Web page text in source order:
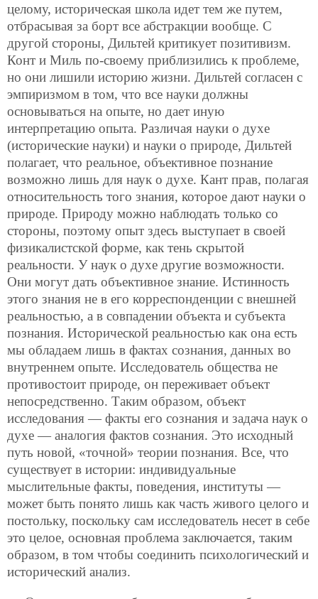
целому, историческая школа идет тем же путем,
отбрасывая за борт все абстракции вообще. С
другой стороны, Дильтей критикует позитивизм.
Конт и Миль по-своему приблизились к проблеме,
но они лишили историю жизни. Дильтей согласен с
эмпиризмом в том, что все науки должны
основываться на опыте, но дает иную
интерпретацию опыта. Различая науки о духе
(исторические науки) и науки о природе, Дильтей
полагает, что реальное, объективное познание
возможно лишь для наук о духе. Кант прав, полагая
относительность того знания, которое дают науки о
природе. Природу можно наблюдать только со
стороны, поэтому опыт здесь выступает в своей
физикалистской форме, как тень скрытой
реальности. У наук о духе другие возможности.
Они могут дать объективное знание. Истинность
этого знания не в его корреспонденции с внешней
реальностью, а в совпадении объекта и субъекта
познания. Исторической реальностью как она есть
мы обладаем лишь в фактах сознания, данных во
внутреннем опыте. Исследователь общества не
противостоит природе, он переживает объект
непосредственно. Таким образом, объект
исследования — факты его сознания и задача наук о
духе — аналогия фактов сознания. Это исходный
путь новой, «точной» теории познания. Все, что
существует в истории: индивидуальные
мыслительные факты, поведения, институты —
может быть понято лишь как часть живого целого и
постольку, поскольку сам исследователь несет в себе
это целое, основная проблема заключается, таким
образом, в том чтобы соединить психологический и
исторический анализ.